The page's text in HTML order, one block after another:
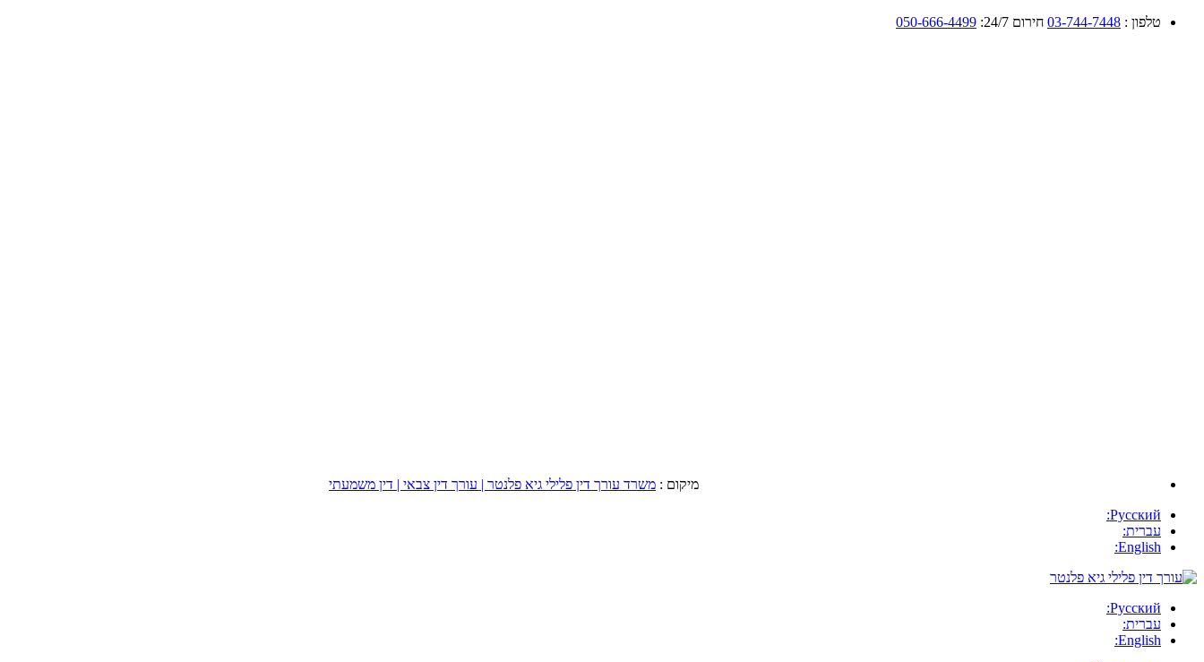
טלפון : 03-744-7448 חירום 24/7: 050-666-4499
מיקום : משרד עורך דין פלילי גיא פלנטר | עורך דין צבאי | דין משמעתי
Русский:
עברית:
English:
Русский:
עברית:
English: